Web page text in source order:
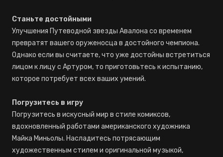
Станьте достойными
Улучшения Путеводной звезды Авалона со временем
превратят вашего оруженосца в достойного чемпиона.
Однако если вы считаете, что уже достойны встретиться
лицом к лицу с Артуром, то приготовьтесь к испытанию,
которое потребует всех ваших умений.
Погрузитесь в игру
Погрузитесь в искусный мир в стиле комиксов,
вдохновленный работами американского художника
Майка Миньолы. Насладитесь потрясающим
художественным стилем и оригинальной музыкой,